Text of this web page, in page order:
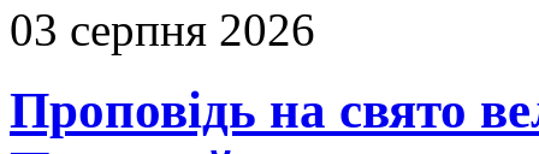
03 серпня 2026
Проповідь на свято